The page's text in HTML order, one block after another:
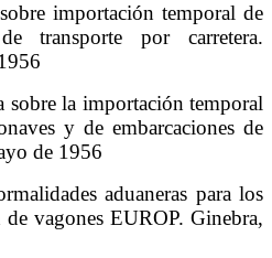
importación temporal de
transporte por carretera.
sobre la importación temporal
y de embarcaciones de
de 1956
aduaneras para los
de vagones EUROP. Ginebra,